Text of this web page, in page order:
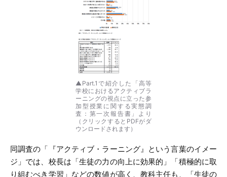
▲Part.1で紹介した「高等
学校におけるアクティブラ
ーニングの視点に立った参
加型授業に関する実態調
査：第一次報告書」より
（クリックするとPDFがダ
ウンロードされます）
同調査の「『アクティブ・ラーニング』という言葉のイメー
ジ」では、校長は「生徒の力の向上に効果的」「積極的に取
り組むべき学習」などの数値が高く、教科主任も、「生徒の